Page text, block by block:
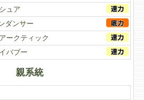
ュア
ダンサー
ークティック
バブー
親系統